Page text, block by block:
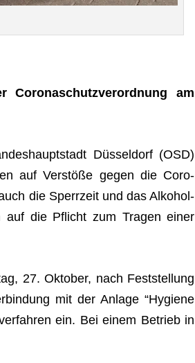
Coro­naschutz­ver­ord­nung am
Düs­sel­dorf (OSD)
auf Ver­stöße gegen die Coro­
die Sperr­zeit und das Alko­hol­
auf die Pflicht zum Tra­gen einer
27. Okto­ber, nach Fest­stel­lung
mit der Anlage “Hygiene
ein. Bei einem Betrieb in